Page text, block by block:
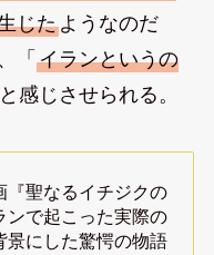
じたようなのだ
「 イランというの
感じさせられる。
『聖なるイチジクの
ンで起こった実際の
景にした驚愕の物語